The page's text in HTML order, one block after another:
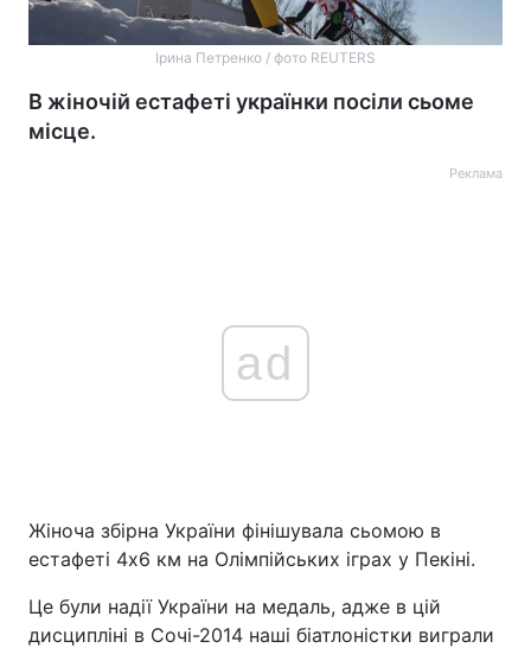
Ірина Петренко / фото REUTERS
В жіночій естафеті українки посіли сьоме
місце.
Реклама
ad
Жіноча збірна України фінішувала сьомою в
естафеті 4х6 км на Олімпійських іграх у Пекіні.
Це були надії України на медаль, адже в цій
дисципліні в Сочі-2014 наші біатлоністки виграли